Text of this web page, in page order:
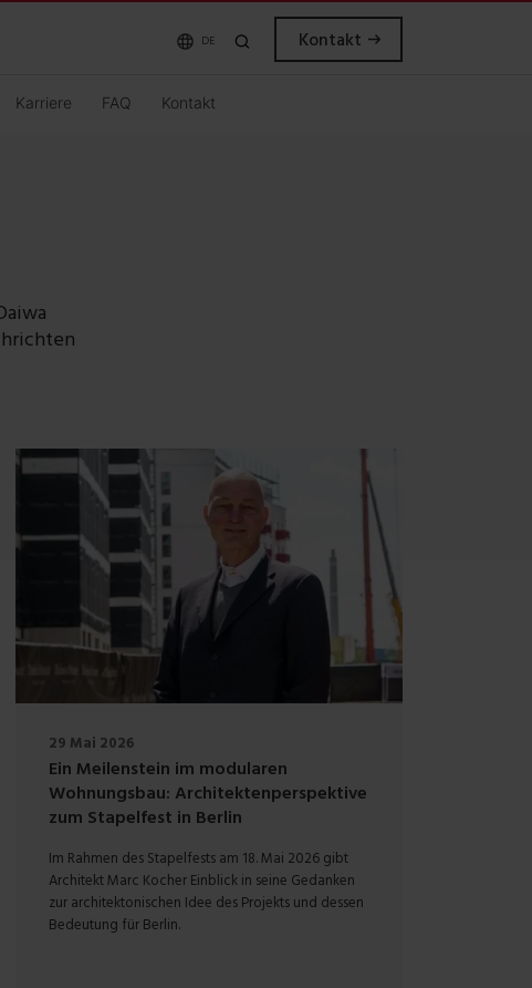
DE Kontakt
Karriere FAQ Kontakt
29 Mai 2026
Ein Meilenstein im modularen
Wohnungsbau: Architektenperspektive
zum Stapelfest in Berlin
Im Rahmen des Stapelfests am 18. Mai 2026 gibt
Architekt Marc Kocher Einblick in seine Gedanken
zur architektonischen Idee des Projekts und dessen
Bedeutung für Berlin.